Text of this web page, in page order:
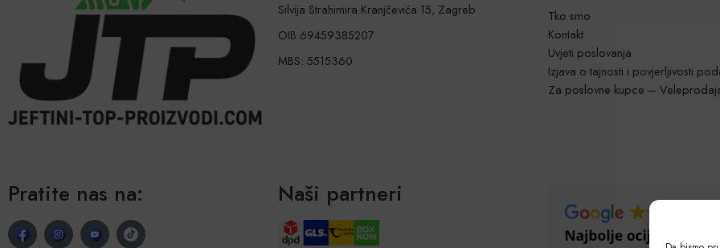
Silvija Strahimira Kranjčevića 15, Zagreb
OIB 69459385207
MBS: 5515360
Tko smo
Kontakt
Uvjeti poslovanja
Izjava o tajnosti i povjerljivosti
Za poslovne kupce –
Pratite nas na: Naši partneri